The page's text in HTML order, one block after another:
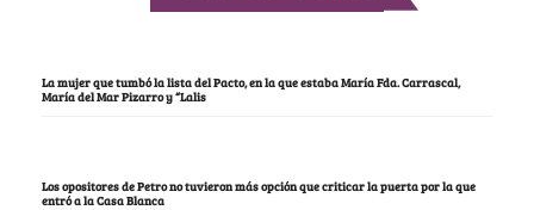
La mujer que tumbó la lista del Pacto, en la que estaba María Fda. Carrascal,
María del Mar Pizarro y “Lalis
Los opositores de Petro no tuvieron más opción que criticar la puerta por la que
entró a la Casa Blanca